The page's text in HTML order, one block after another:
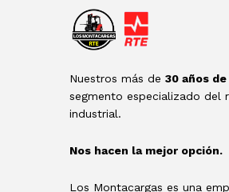
Nuestros más de 30 años
segmento especializado del
industrial.
Nos hacen la mejor opción.
Los Montacargas es una